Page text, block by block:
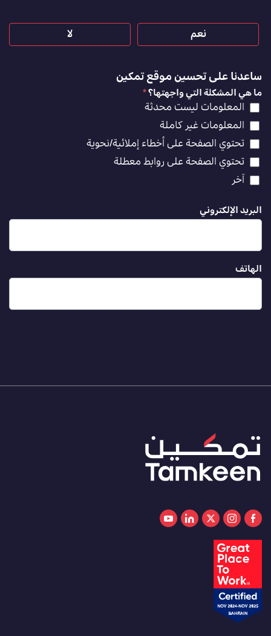
نعم لا
ساعدنا على تحسين موقع تمكين
ما هي المشكلة التي واجهتها؟*
المعلومات ليست محدثة
المعلومات غير كاملة
تحتوي الصفحة على أخطاء إملائية/نحوية
تحتوي الصفحة على روابط معطلة
آخر
البريد الإلكتروني
الهاتف